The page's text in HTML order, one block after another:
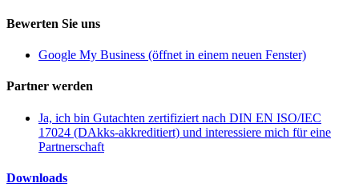
Bewerten Sie uns
Google My Business (öffnet in einem neuen Fenster)
Partner werden
Ja, ich bin Gutachten zertifiziert nach DIN EN ISO/IEC
17024 (DAkks-akkreditiert) und interessiere mich für eine
Partnerschaft
Downloads